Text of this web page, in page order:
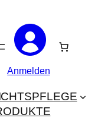
Anmelden